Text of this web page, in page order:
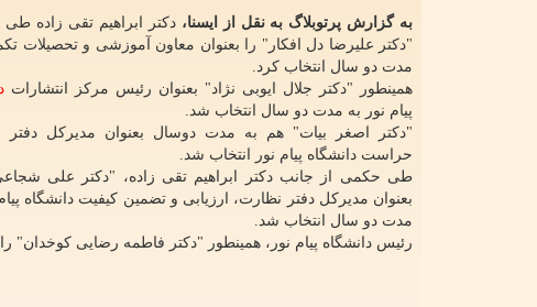
به گزارش پرتوبلاگ به نقل از ایسنا،دکتر ابراهیم تقی زاده
"دکتر علیرضا دل افکار" را بعنوان معاون آموزشی و تحصیلات
مدت دو سال انتخاب کرد.
همینطور "دکتر جلال ایوبی نژاد" بعنوان رئیس مرکز انتشارات
پیام نور به مدت دو سال انتخاب شد.
"دکتر اصغر بیات" هم به مدت دوسال بعنوان مدیرکل دفتر
حراست دانشگاه پیام نور انتخاب شد.
طی حکمی از جانب دکتر ابراهیم تقی زاده، "دکتر علی
بعنوان مدیرکل دفتر نظارت، ارزیابی و تضمین کیفیت دانشگاه
مدت دو سال انتخاب شد.
رئیس دانشگاه پیام نور، همینطور "دکتر فاطمه رضایی کوخدان"